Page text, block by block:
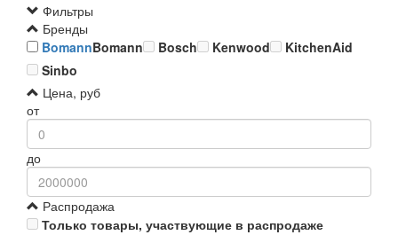
Фильтры
Бренды
BomannBomann Bosch Kenwood
KitchenAid
Sinbo
Цена, руб
от
до
Распродажа
Только товары, участвующие в распродаже